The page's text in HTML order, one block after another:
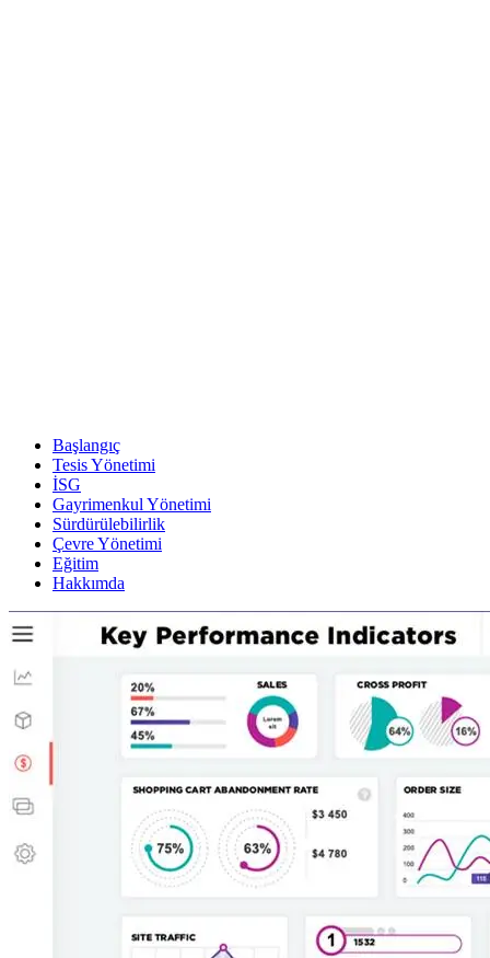
Başlangıç
Tesis Yönetimi
İSG
Gayrimenkul Yönetimi
Sürdürülebilirlik
Çevre Yönetimi
Eğitim
Hakkımda